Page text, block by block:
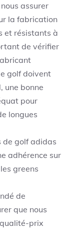
assurer
la fabrication
et résistants à
de vérifier
golf doivent
une bonne
pour
longues
de golf adidas
adhérence sur
greens
de
que nous
prix